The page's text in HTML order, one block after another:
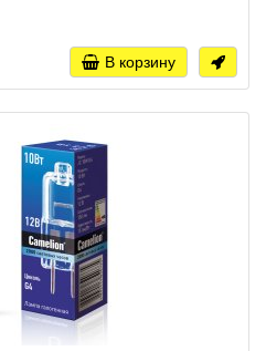
В корзину